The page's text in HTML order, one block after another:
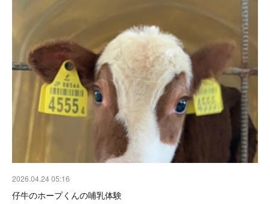
2026.04.24 05:16
仔牛のホープくんの哺乳体験